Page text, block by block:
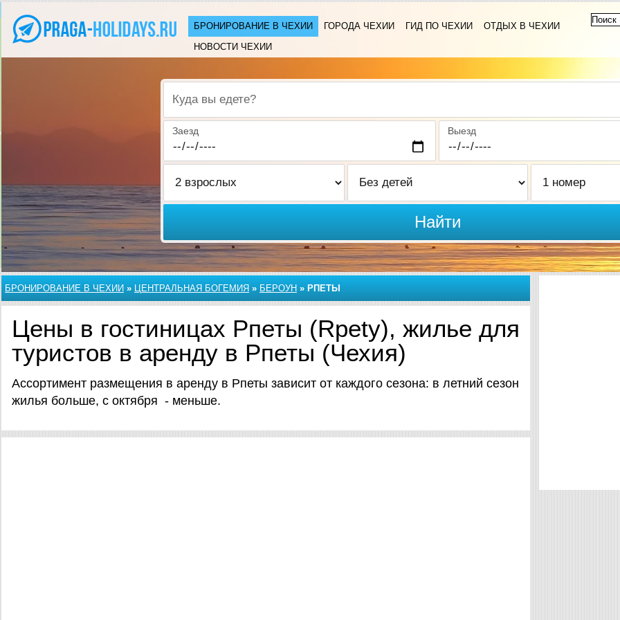
БРОНИРОВАНИЕ В ЧЕХИИ ГОРОДА ЧЕХИИ ГИД ПО ЧЕХИИ
ОТДЫХ В ЧЕХИИ
НОВОСТИ ЧЕХИИ
Куда вы едете?
Заезд Выезд
Найти
БРОНИРОВАНИЕ В ЧЕХИИ » ЦЕНТРАЛЬНАЯ БОГЕМИЯ » БЕРОУН » РПЕТЫ
Цены в гостиницах Рпеты (Rpety), жилье для
туристов в аренду в Рпеты (Чехия)
Ассортимент размещения в аренду в Рпеты зависит от каждого сезона: в летний сезон
жилья больше, с октября - меньше.